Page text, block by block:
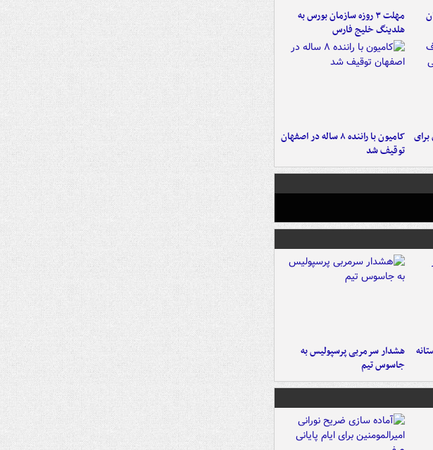
مهلت ۳ روزه سازمان بورس به
هلدینگ خلیج فارس
برای
کامیون با راننده ۸ ساله در اصفهان
توقیف شد
هشدار سرمربی پرسپولیس به
جاسوس تیم